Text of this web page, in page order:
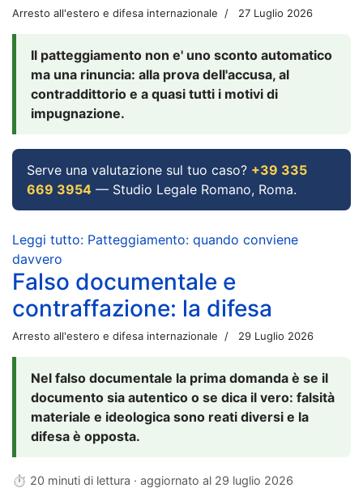
Arresto all'estero e difesa internazionale 27 Luglio 2026
Il patteggiamento non e' uno sconto automatico
ma una rinuncia: alla prova dell'accusa, al
contraddittorio e a quasi tutti i motivi di
impugnazione.
Serve una valutazione sul tuo caso? +39 335
669 3954 — Studio Legale Romano, Roma.
Leggi tutto: Patteggiamento: quando conviene
davvero
Falso documentale e
contraffazione: la difesa
Arresto all'estero e difesa internazionale 29 Luglio 2026
Nel falso documentale la prima domanda è se il
documento sia autentico o se dica il vero: falsità
materiale e ideologica sono reati diversi e la
difesa è opposta.
⏱ 20 minuti di lettura · aggiornato al 29 luglio 2026